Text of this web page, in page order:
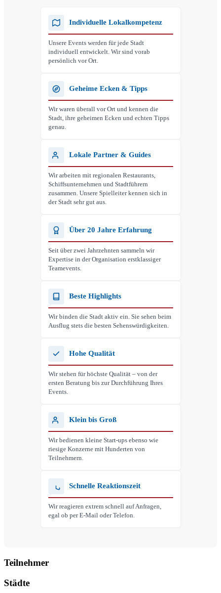
Individuelle Lokalkompetenz
Unsere Events werden für jede Stadt
individuell entwickelt. Wir sind vorab
persönlich vor Ort.
Geheime Ecken & Tipps
Wir waren überall vor Ort und kennen die
Stadt, ihre geheimen Ecken und echten Tipps
genau.
Lokale Partner & Guides
Wir arbeiten mit regionalen Restaurants,
Schiffsunternehmen und Stadtführern
zusammen. Unsere Spielleiter kennen sich in
der Stadt sehr gut aus.
Über 20 Jahre Erfahrung
Seit über zwei Jahrzehnten sammeln wir
Expertise in der Organisation erstklassiger
Teamevents.
Beste Highlights
Wir binden die Stadt aktiv ein. Sie sehen beim
Ausflug stets die besten Sehenswürdigkeiten.
Hohe Qualität
Wir stehen für höchste Qualität – von der
ersten Beratung bis zur Durchführung Ihres
Events.
Klein bis Groß
Wir bedienen kleine Start-ups ebenso wie
riesige Konzerne mit Hunderten von
Teilnehmern.
Schnelle Reaktionszeit
Wir reagieren extrem schnell auf Anfragen,
egal ob per E-Mail oder Telefon.
Teilnehmer
Städte